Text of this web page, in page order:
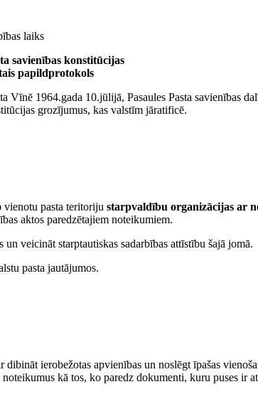
laiks
savienības konstitūcijas
papildprotokols
Vīnē 1964.gada 10.jūlijā, Pasaules Pasta savienības
grozījumus, kas valstīm jāratificē.
vienotu pasta teritoriju starpvaldību organizācijas ar
aktos paredzētajiem noteikumiem.
veicināt starptautiskas sadarbības attīstību šajā jomā.
pasta jautājumos.
ierobežotas apvienības un noslēgt īpašas
kā tos, ko paredz dokumenti, kuru puses ir